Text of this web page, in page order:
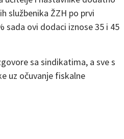
službenika ŽZH po prvi
sada ovi dodaci iznose 35 i 45
sa sindikatima, a sve s
uz očuvanje fiskalne